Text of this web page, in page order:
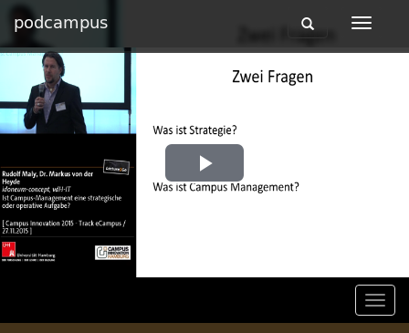
podcampus
Toggle
Toggle
Play